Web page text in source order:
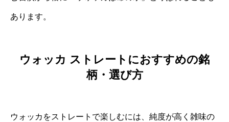
あります。
ウォッカ ストレートにおすすめの銘
柄・選び方
ウォッカをストレートで楽しむには、純度が高く雑味の